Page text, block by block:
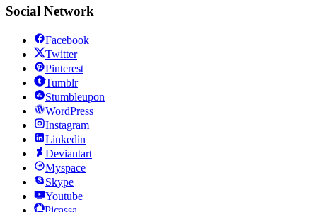
Social Network
Facebook
Twitter
Pinterest
Tumblr
Stumbleupon
WordPress
Instagram
Linkedin
Deviantart
Myspace
Skype
Youtube